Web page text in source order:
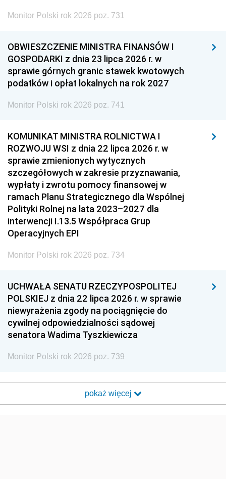
Monitor Polski rok 2026 poz. 731
OBWIESZCZENIE MINISTRA FINANSÓW I
GOSPODARKI z dnia 23 lipca 2026 r. w
sprawie górnych granic stawek kwotowych
podatków i opłat lokalnych na rok 2027
Monitor Polski rok 2026 poz. 741
KOMUNIKAT MINISTRA ROLNICTWA I
ROZWOJU WSI z dnia 22 lipca 2026 r. w
sprawie zmienionych wytycznych
szczegółowych w zakresie przyznawania,
wypłaty i zwrotu pomocy finansowej w
ramach Planu Strategicznego dla Wspólnej
Polityki Rolnej na lata 2023–2027 dla
interwencji I.13.5 Współpraca Grup
Operacyjnych EPI
Monitor Polski rok 2026 poz. 734
UCHWAŁA SENATU RZECZYPOSPOLITEJ
POLSKIEJ z dnia 22 lipca 2026 r. w sprawie
niewyrażenia zgody na pociągnięcie do
cywilnej odpowiedzialności sądowej
senatora Wadima Tyszkiewicza
Monitor Polski rok 2026 poz. 739
pokaż więcej